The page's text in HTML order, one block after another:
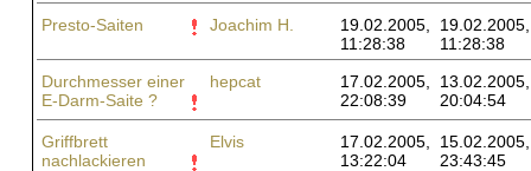
Presto-Saiten Joachim H.
19.02.2005,
11:28:38
19.02.2005,
11:28:38
Durchmesser einer
E-Darm-Saite ?
hepcat
17.02.2005,
22:08:39
13.02.2005,
20:04:54
Griffbrett
nachlackieren
Elvis
17.02.2005,
13:22:04
15.02.2005,
23:43:45